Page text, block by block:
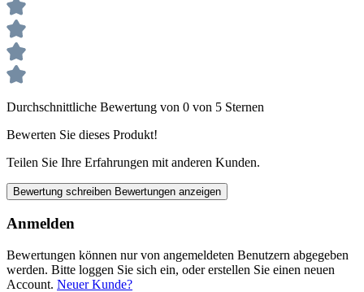
Durchschnittliche Bewertung von 0 von 5 Sternen
Bewerten Sie dieses Produkt!
Teilen Sie Ihre Erfahrungen mit anderen Kunden.
Bewertung schreiben Bewertungen anzeigen
Anmelden
Bewertungen können nur von angemeldeten Benutzern abgegeben
werden. Bitte loggen Sie sich ein, oder erstellen Sie einen neuen
Account. Neuer Kunde?